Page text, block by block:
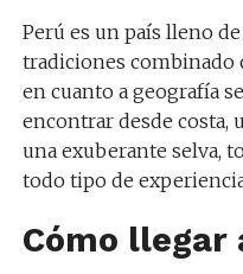
Perú es un país lleno
tradiciones combinado
en cuanto a geografía
encontrar desde costa,
una exuberante selva,
todo tipo de
Cómo llegar